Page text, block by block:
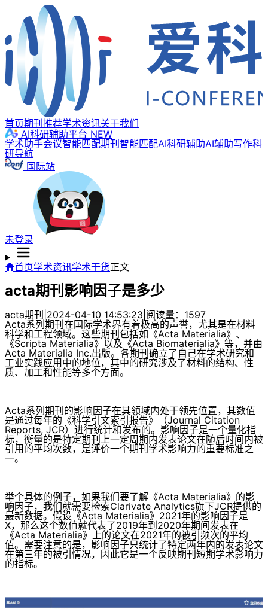
首页期刊推荐学术资讯关于我们
AI科研辅助平台 NEW
学术助手会议智能匹配期刊智能匹配AI科研辅助AI辅助写作科
研导航
国际站
未登录
首页学术资讯学术干货正文
acta期刊影响因子是多少
acta期刊 2024-04-10 14:53:23 阅读量：1597
Acta系列期刊在国际学术界有着极高的声誉，尤其是在材料
科学和工程领域。这些期刊包括如《Acta Materialia》、
《Scripta Materialia》以及《Acta Biomaterialia》等，并由
Acta Materialia Inc.出版。各期刊确立了自己在学术研究和
工业实践应用中的地位，其中的研究涉及了材料的结构、性
质、加工和性能等多个方面。
Acta系列期刊的影响因子在其领域内处于领先位置，其数值
是通过每年的《科学引文索引报告》（Journal Citation
Reports, JCR）进行统计和发布的。影响因子是一个量化指
标，衡量的是特定期刊上一定周期内发表论文在随后时间内被
引用的平均次数，是评价一个期刊学术影响力的重要标准之
一。
举个具体的例子，如果我们要了解《Acta Materialia》的影
响因子，我们就需要检索Clarivate Analytics旗下JCR提供的
最新数据。假设《Acta Materialia》2021年的影响因子是
X，那么这个数值就代表了2019年到2020年期间发表在
《Acta Materialia》上的论文在2021年的被引频次的平均
值。需要注意的是，影响因子只统计了特定两年内的发表论文
在第三年的被引情况，因此它是一个反映期刊短期学术影响力
的指标。